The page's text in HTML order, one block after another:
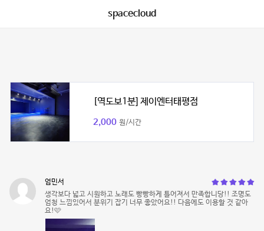
spacecloud
[역도보1분] 제이엔터태평점
2,000 원/시간
엄민서
생각보다 넓고 시원하고 노래도 빵빵하게 틀어져서 만족합니당!! 조명도
엄청 느낌있어서 분위기 잡기 너무 좋았어요!! 다음에도 이용할 것 같아
요!🩷